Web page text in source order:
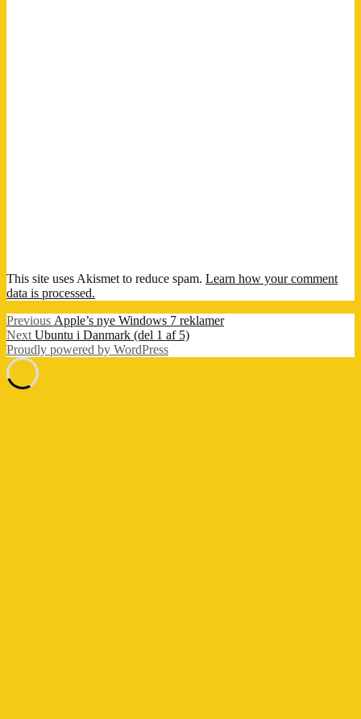
This site uses Akismet to reduce spam. Learn how your comment
data is processed.
Post
navigation
Previous Previous
post:
Apple’s nye Windows 7 reklamer
Next Next
post:
Ubuntu i Danmark (del 1 af 5)
Proudly powered by WordPress